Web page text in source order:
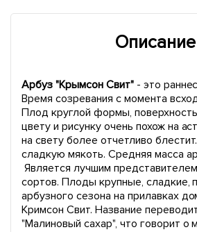
Описание
Арбуз "Крымсон Свит"- это
Время созревания с момента
Плод круглой формы,
цвету и рисунку очень похож на
на свету более отчетливо
сладкую мякоть. Средняя масса
Является лучшим
сортов. Плоды крупные, сладкие,
арбузного сезона на прилавках
Кримсон Свит. Название
"Малиновый сахар", что говорит о